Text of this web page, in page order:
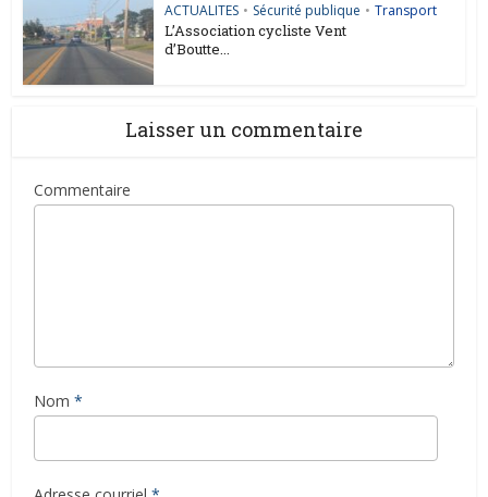
ACTUALITES • Sécurité publique • Transport
L’Association cycliste Vent
d’Boutte...
Laisser un commentaire
Commentaire
Nom *